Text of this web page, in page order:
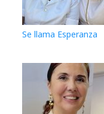
Se llama Esperanza